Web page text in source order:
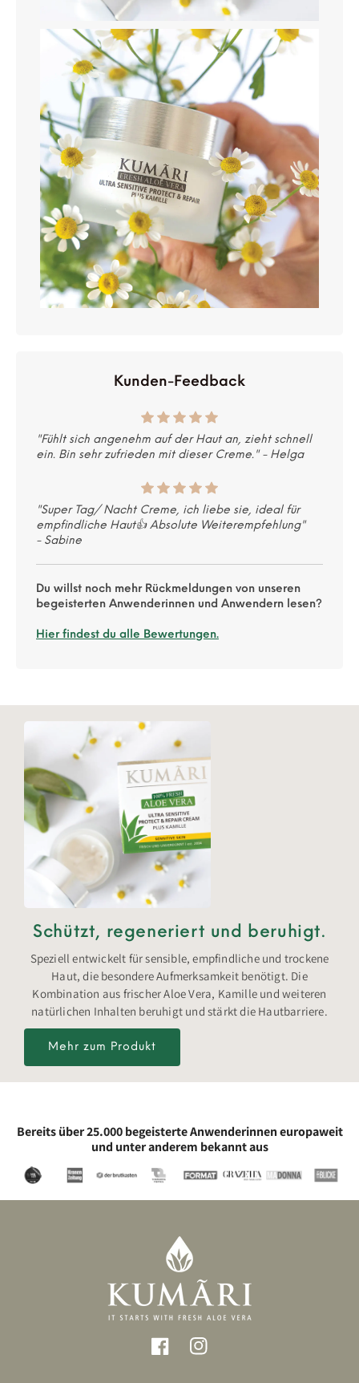
Kunden-Feedback
"Fühlt sich angenehm auf der Haut an, zieht schnell
ein. Bin sehr zufrieden mit dieser Creme." - Helga
"Super Tag/ Nacht Creme, ich liebe sie, ideal für
empfindliche Haut👍 Absolute Weiterempfehlung"
- Sabine
Du willst noch mehr Rückmeldungen von unseren
begeisterten Anwenderinnen und Anwendern lesen?
Hier findest du alle Bewertungen.
Schützt, regeneriert und beruhigt.
Speziell entwickelt für sensible, empfindliche und trockene
Haut, die besondere Aufmerksamkeit benötigt. Die
Kombination aus frischer Aloe Vera, Kamille und weiteren
natürlichen Inhalten beruhigt und stärkt die Hautbarriere.
Mehr zum Produkt
Bereits über 25.000 begeisterte Anwenderinnen europaweit
und unter anderem bekannt aus
FacebookInstagram